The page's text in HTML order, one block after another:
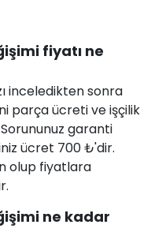
fiyatı ne
inceledikten sonra
parça ücreti ve işçilik
garanti
ücret 700 ₺'dir.
olup fiyatlara
ne kadar